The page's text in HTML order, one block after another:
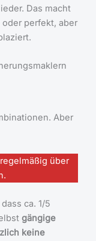
Das macht
perfekt, aber
Aber
über
ca. 1/5
gängige
keine